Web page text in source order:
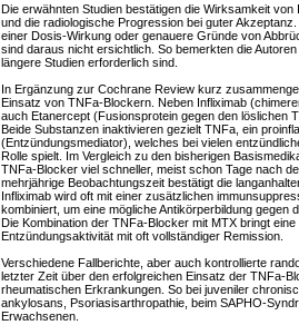
Die erwähnten Studien bestätigen die Wirksamkeit
und die radiologische Progression bei guter
einer Dosis-Wirkung oder genauere Gründe von
sind daraus nicht ersichtlich. So bemerkten die
längere Studien erforderlich sind.
In Ergänzung zur Cochrane Review kurz
Einsatz von TNFa-Blockern. Neben Infliximab
auch Etanercept (Fusionsprotein gegen den löslichen
Beide Substanzen inaktivieren gezielt TNFa, ein
(Entzündungsmediator), welches bei vielen
Rolle spielt. Im Vergleich zu den bisherigen
TNFa-Blocker viel schneller, meist schon Tage nach
mehrjährige Beobachtungszeit bestätigt die
Infliximab wird oft mit einer zusätzlichen
kombiniert, um eine mögliche Antikörperbildung gegen
Die Kombination der TNFa-Blocker mit MTX bringt
Entzündungsaktivität mit oft vollständiger Remission.
Verschiedene Fallberichte, aber auch kontrollierte
letzter Zeit über den erfolgreichen Einsatz der TNFa-
rheumatischen Erkrankungen. So bei juveniler
ankylosans, Psoriasisarthropathie, beim SAPHO-
Erwachsenen.